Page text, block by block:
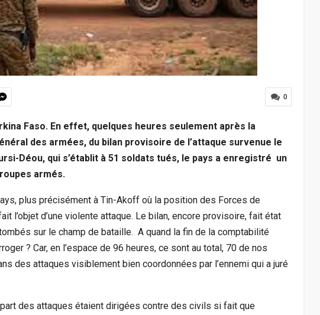
0
Faso. En effet, quelques heures seulement après la
des armées, du bilan provisoire de l’attaque survenue le
Déou, qui s’établit à 51 soldats tués, le pays a enregistré un
armés.
plus précisément à Tin-Akoff où la position des Forces de
l’objet d’une violente attaque. Le bilan, encore provisoire, fait état
sur le champ de bataille. A quand la fin de la comptabilité
? Car, en l’espace de 96 heures, ce sont au total, 70 de nos
des attaques visiblement bien coordonnées par l’ennemi qui a juré
des attaques étaient dirigées contre des civils si fait que